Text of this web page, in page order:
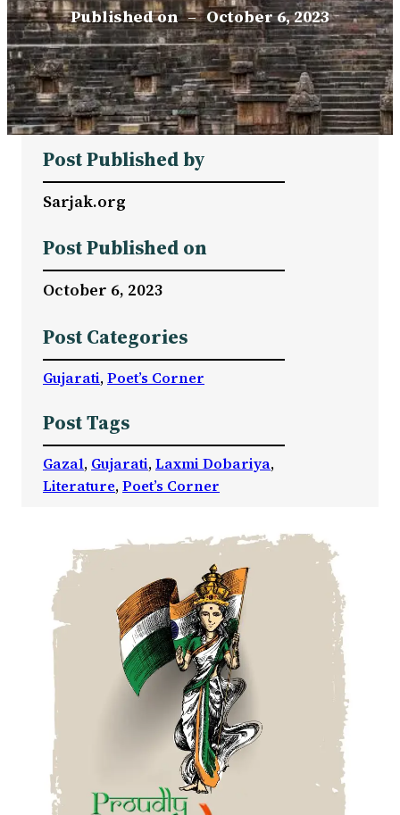
Published on – October 6, 2023
Post Published by
Sarjak.org
Post Published on
October 6, 2023
Post Categories
Gujarati, Poet’s Corner
Post Tags
Gazal, Gujarati, Laxmi Dobariya
Literature, Poet’s Corner